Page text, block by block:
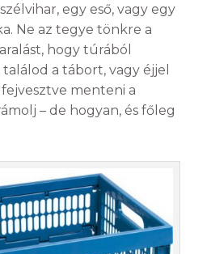
egy eső, vagy egy
Ne az tegye tönkre a
hogy túrából
a tábort, vagy éjjel
menteni a
– de hogyan, és főleg